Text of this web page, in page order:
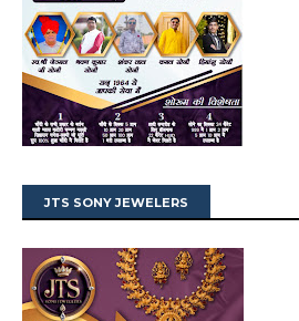
JTS SONY JEWELERS